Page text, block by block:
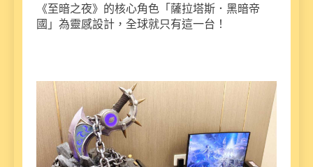
《至暗之夜》的核心角色「薩拉塔斯．黑暗帝
國」為靈感設計，全球就只有這一台！